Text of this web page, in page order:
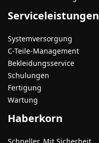
Serviceleistungen
Systemversorgung
C-Teile-Management
Bekleidungsservice
Schulungen
Fertigung
Wartung
Haberkorn